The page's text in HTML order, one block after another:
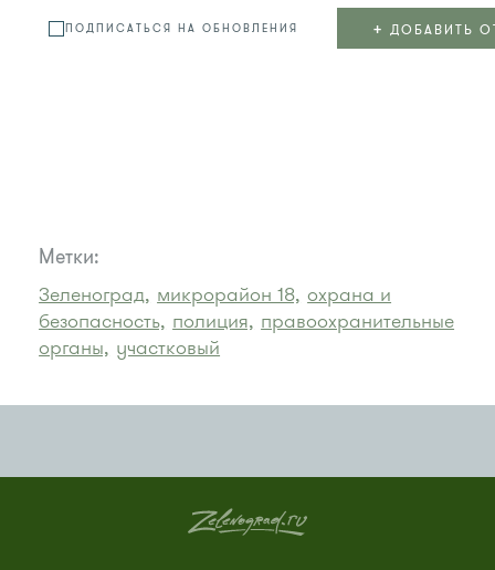
ПОДПИСАТЬСЯ НА ОБНОВЛЕНИЯ + ДОБАВИТЬ
Метки:
Зеленоград, микрорайон 18, охрана и
безопасность, полиция, правоохранительные
органы, участковый